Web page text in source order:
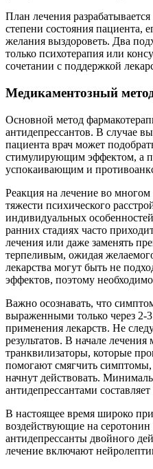
План лечения
степени состояния пациента,
желания выздороветь. Два
только психотерапия или
сочетании с поддержкой
Медикаментозный
Основной метод
антидепрессантов. В случае
пациента врач может
стимулирующим эффектом, а
успокаивающим и
Реакция на лечение во многом
тяжести психического
индивидуальных
ранних стадиях часто
лечения или даже заменять
терпеливым, ожидая
лекарства могут быть не
эффектов, поэтому
Важно осознавать, что
выраженными только через 2-
применения лекарств. Не
результатов. В начале лечения
транквилизаторы, которые
помогают смягчить
начнут действовать.
антидепрессантами
В настоящее время широко
воздействующие на
антидепрессанты двойного
лечение включают